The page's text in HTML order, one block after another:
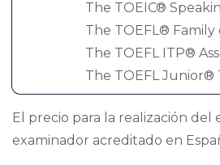
The TOEIC®
The TOEFL®
The TOEFL ITP®
The TOEFL Junior®
El precio para la realización
examinador acreditado en